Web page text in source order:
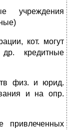
учреждения
кот. могут
кредитные
физ. и юрид.
и на опр.
привлеченных